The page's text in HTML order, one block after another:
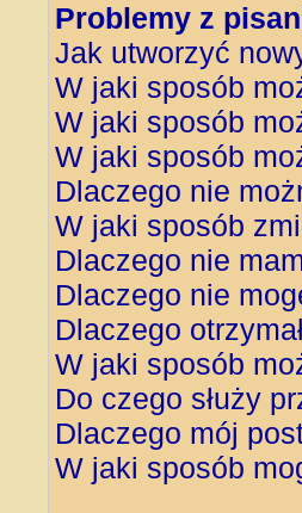
Problemy z
Jak utworzyć
W jaki sposób
W jaki sposób
W jaki sposób
Dlaczego nie
W jaki sposób
Dlaczego nie
Dlaczego nie
Dlaczego
W jaki sposób
Do czego służy
Dlaczego mój
W jaki sposób